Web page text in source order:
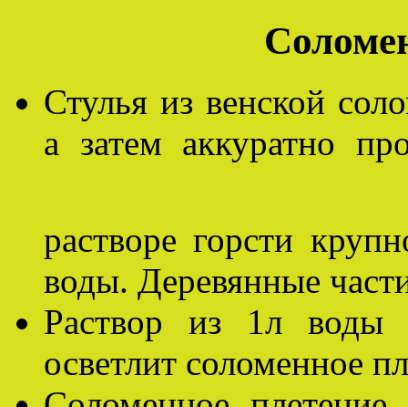
Стулья из венской
а затем аккуратно
растворе горсти
воды. Деревянные
Раствор из 1л воды
осветлит соломенное